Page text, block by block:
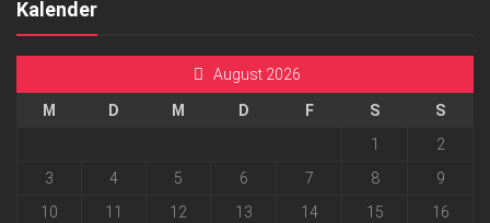
Kalender
August 2026
M D M D F S
S
1
2
3
4 5 6 7 8
9
10
11 12 13 14 15
16